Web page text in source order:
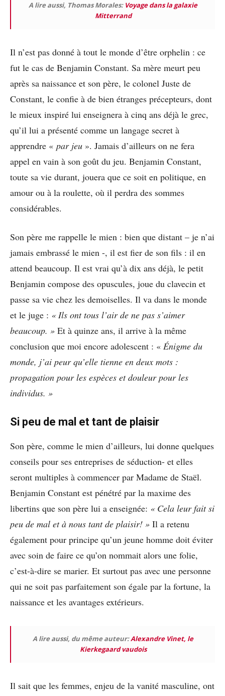
A lire aussi, Thomas Morales: Voyage dans la galaxie
Mitterrand
Il n’est pas donné à tout le monde d’être orphelin : ce
fut le cas de Benjamin Constant. Sa mère meurt peu
après sa naissance et son père, le colonel Juste de
Constant, le confie à de bien étranges précepteurs, dont
le mieux inspiré lui enseignera à cinq ans déjà le grec,
qu’il lui a présenté comme un langage secret à
apprendre « par jeu ». Jamais d’ailleurs on ne fera
appel en vain à son goût du jeu. Benjamin Constant,
toute sa vie durant, jouera que ce soit en politique, en
amour ou à la roulette, où il perdra des sommes
considérables.
Son père me rappelle le mien : bien que distant – je n’ai
jamais embrassé le mien -, il est fier de son fils : il en
attend beaucoup. Il est vrai qu’à dix ans déjà, le petit
Benjamin compose des opuscules, joue du clavecin et
passe sa vie chez les demoiselles. Il va dans le monde
et le juge : « Ils ont tous l’air de ne pas s’aimer
beaucoup. » Et à quinze ans, il arrive à la même
conclusion que moi encore adolescent : « Énigme du
monde, j’ai peur qu’elle tienne en deux mots :
propagation pour les espèces et douleur pour les
individus. »
Si peu de mal et tant de plaisir
Son père, comme le mien d’ailleurs, lui donne quelques
conseils pour ses entreprises de séduction- et elles
seront multiples à commencer par Madame de Staël.
Benjamin Constant est pénétré par la maxime des
libertins que son père lui a enseignée: « Cela leur fait si
peu de mal et à nous tant de plaisir! » Il a retenu
également pour principe qu’un jeune homme doit éviter
avec soin de faire ce qu’on nommait alors une folie,
c’est-à-dire se marier. Et surtout pas avec une personne
qui ne soit pas parfaitement son égale par la fortune, la
naissance et les avantages extérieurs.
A lire aussi, du même auteur:Alexandre Vinet, le
Kierkegaard vaudois
Il sait que les femmes, enjeu de la vanité masculine, ont